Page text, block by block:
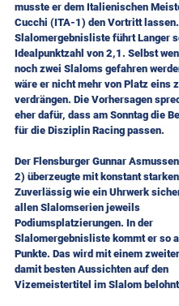
musste er dem Italienischen
Cucchi (ITA-1) den Vortritt
Slalomergebnisliste führt Langer
Idealpunktzahl von 2,1. Selbst
noch zwei Slaloms gefahren
wäre er nicht mehr von Platz eins
verdrängen. Die Vorhersagen
eher dafür, dass am Sonntag die
für die Disziplin Racing passen.
Der Flensburger Gunnar
2) überzeugte mit konstant
Zuverlässig wie ein Uhrwerk
allen Slalomserien jeweils
Podiumsplatzierungen. In der
Slalomergebnisliste kommt er so
Punkte. Das wird mit einem
damit besten Aussichten auf den
Vizemeistertitel im Slalom